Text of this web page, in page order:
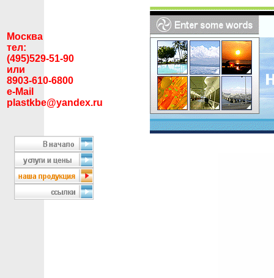
Москва
тел:
(495)529-51-90
или
8903-610-6800
e-Mail
plastkbe@yandex.ru